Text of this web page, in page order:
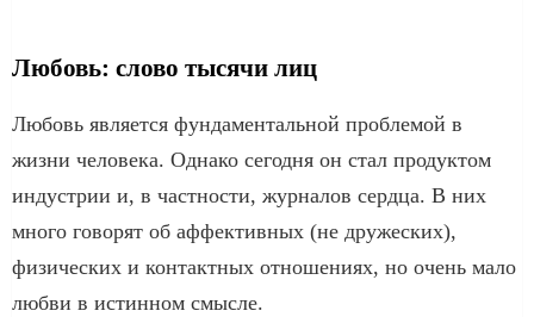
Любовь: слово тысячи лиц
Любовь является фундаментальной проблемой в
жизни человека. Однако сегодня он стал продуктом
индустрии и, в частности, журналов сердца. В них
много говорят об аффективных (не дружеских),
физических и контактных отношениях, но очень мало
любви в истинном смысле.